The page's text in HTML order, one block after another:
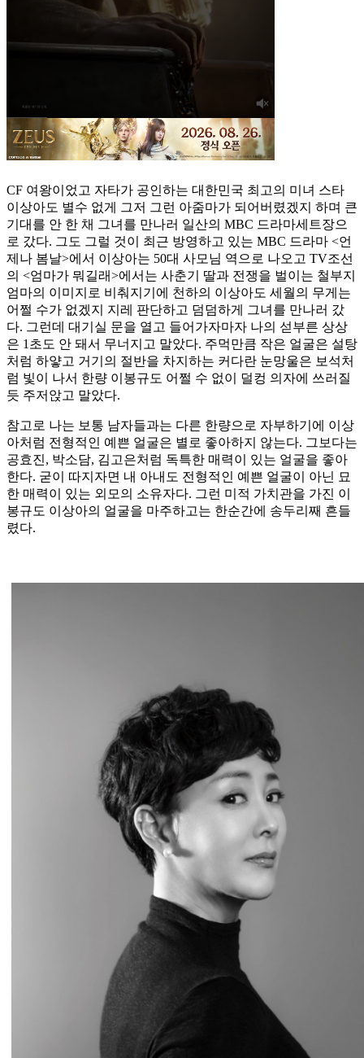
CF 여왕이었고 자타가 공인하는 대한민국 최고의 미녀 스타
이상아도 별수 없게 그저 그런 아줌마가 되어버렸겠지 하며 큰
기대를 안 한 채 그녀를 만나러 일산의 MBC 드라마세트장으
로 갔다. 그도 그럴 것이 최근 방영하고 있는 MBC 드라마 <언
제나 봄날>에서 이상아는 50대 사모님 역으로 나오고 TV조선
의 <엄마가 뭐길래>에서는 사춘기 딸과 전쟁을 벌이는 철부지
엄마의 이미지로 비춰지기에 천하의 이상아도 세월의 무게는
어쩔 수가 없겠지 지레 판단하고 덤덤하게 그녀를 만나러 갔
다. 그런데 대기실 문을 열고 들어가자마자 나의 섣부른 상상
은 1초도 안 돼서 무너지고 말았다. 주먹만큼 작은 얼굴은 설탕
처럼 하얗고 거기의 절반을 차지하는 커다란 눈망울은 보석처
럼 빛이 나서 한량 이봉규도 어쩔 수 없이 덜컹 의자에 쓰러질
듯 주저앉고 말았다.
참고로 나는 보통 남자들과는 다른 한량으로 자부하기에 이상
아처럼 전형적인 예쁜 얼굴은 별로 좋아하지 않는다. 그보다는
공효진, 박소담, 김고은처럼 독특한 매력이 있는 얼굴을 좋아
한다. 굳이 따지자면 내 아내도 전형적인 예쁜 얼굴이 아닌 묘
한 매력이 있는 외모의 소유자다. 그런 미적 가치관을 가진 이
봉규도 이상아의 얼굴을 마주하고는 한순간에 송두리째 흔들
렸다.